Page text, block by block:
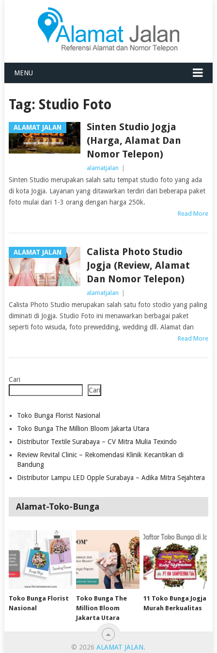
MENU
Tag: Studio Foto
ALAMAT JALAN
Sinten Studio Jogja
(Harga, Alamat Dan
Nomor Telepon)
alamatjalan
Sinten Studio merupakan salah satu tempat studio foto yang ada
di kota Jogja. Layanan yang ditawarkan terdiri dari beberapa paket
foto mulai dari 1-3 orang dengan harga 250k.
Read More
ALAMAT JALAN
Calista Photo Studio
Jogja (Review, Alamat
Dan Nomor Telepon)
alamatjalan
Calista Photo Studio merupakan salah satu foto stodio yang paling
diminati di Jogja. Studio Foto ini menawarkan berbagai paket
seperti foto wisuda, foto prewedding, wedding dll. Alamat dan
Read More
Cari
Cari
Toko Bunga Florist Nasional
Toko Bunga The Million Bloom Jakarta Utara
Distributor Textile Surabaya – CV Mitra Mulia Texindo
Review Revital Clinic – Rekomendasi Klinik Kecantikan di
Bandung
Distributor Lampu LED Opple Surabaya – Adika Mitra Sejahtera
Alamat-Toko-Bunga
Toko Bunga Florist
Nasional
Toko Bunga The
Million Bloom
Jakarta Utara
11 Toko Bunga Jogja
Murah Berkualitas
© 2026ALAMAT JALAN.